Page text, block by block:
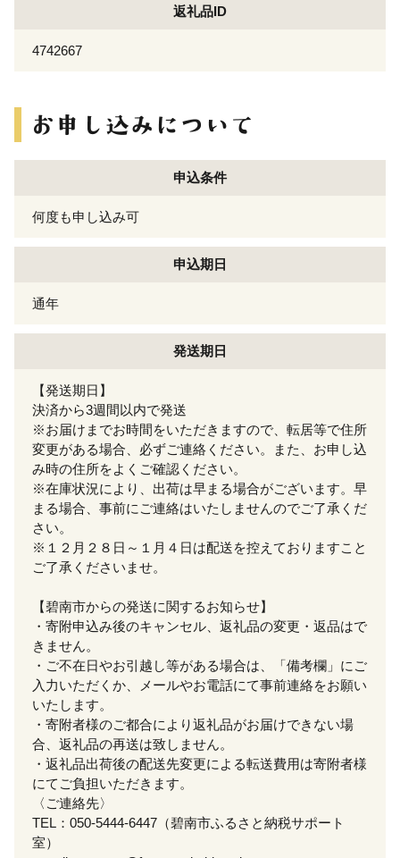
返礼品ID
4742667
申込条件
何度も申し込み可
申込期日
通年
発送期日
【発送期日】
決済から3週間以内で発送
※お届けまでお時間をいただきますので、転居等で住所
変更がある場合、必ずご連絡ください。また、お申し込
み時の住所をよくご確認ください。
※在庫状況により、出荷は早まる場合がございます。早
まる場合、事前にご連絡はいたしませんのでご了承くだ
さい。
※１２月２８日～１月４日は配送を控えておりますこと
ご了承くださいませ。
【碧南市からの発送に関するお知らせ】
・寄附申込み後のキャンセル、返礼品の変更・返品はで
きません。
・ご不在日やお引越し等がある場合は、「備考欄」にご
入力いただくか、メールやお電話にて事前連絡をお願い
いたします。
・寄附者様のご都合により返礼品がお届けできない場
合、返礼品の再送は致しません。
・返礼品出荷後の配送先変更による転送費用は寄附者様
にてご負担いただきます。
〈ご連絡先〉
TEL：050-5444-6447（碧南市ふるさと納税サポート
室）